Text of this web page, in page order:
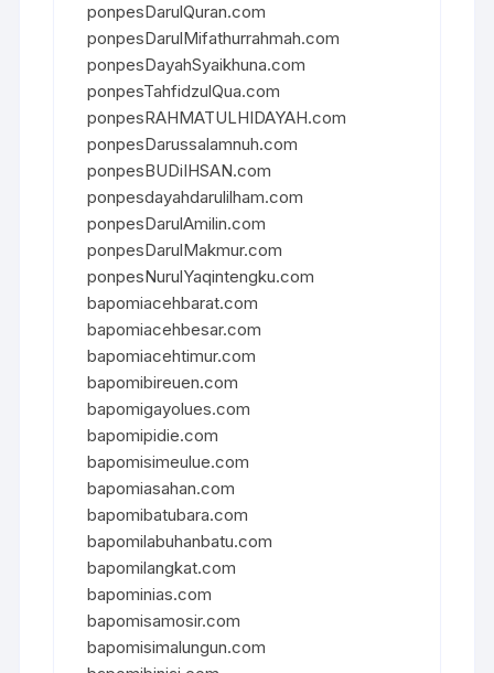
ponpesDarulQuran.com
ponpesDarulMifathurrahmah.com
ponpesDayahSyaikhuna.com
ponpesTahfidzulQua.com
ponpesRAHMATULHIDAYAH.com
ponpesDarussalamnuh.com
ponpesBUDiIHSAN.com
ponpesdayahdarulilham.com
ponpesDarulAmilin.com
ponpesDarulMakmur.com
ponpesNurulYaqintengku.com
bapomiacehbarat.com
bapomiacehbesar.com
bapomiacehtimur.com
bapomibireuen.com
bapomigayolues.com
bapomipidie.com
bapomisimeulue.com
bapomiasahan.com
bapomibatubara.com
bapomilabuhanbatu.com
bapomilangkat.com
bapominias.com
bapomisamosir.com
bapomisimalungun.com